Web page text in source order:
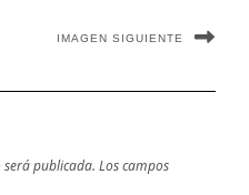
IMAGEN SIGUIENTE
será publicada. Los campos